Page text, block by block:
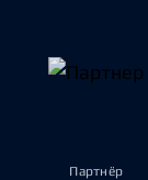
Партнёр